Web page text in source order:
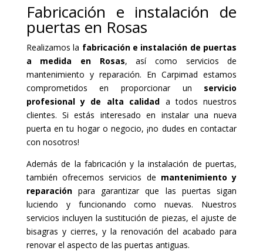
Fabricación e instalación de
puertas en Rosas
Realizamos la fabricación e instalación de puertas
a medida en Rosas, así como servicios de
mantenimiento y reparación. En Carpimad estamos
comprometidos en proporcionar un servicio
profesional y de alta calidad a todos nuestros
clientes. Si estás interesado en instalar una nueva
puerta en tu hogar o negocio, ¡no dudes en contactar
con nosotros!
Además de la fabricación y la instalación de puertas,
también ofrecemos servicios de mantenimiento y
reparaciónpara garantizar que las puertas sigan
luciendo y funcionando como nuevas. Nuestros
servicios incluyen la sustitución de piezas, el ajuste de
bisagras y cierres, y la renovación del acabado para
renovar el aspecto de las puertas antiguas.